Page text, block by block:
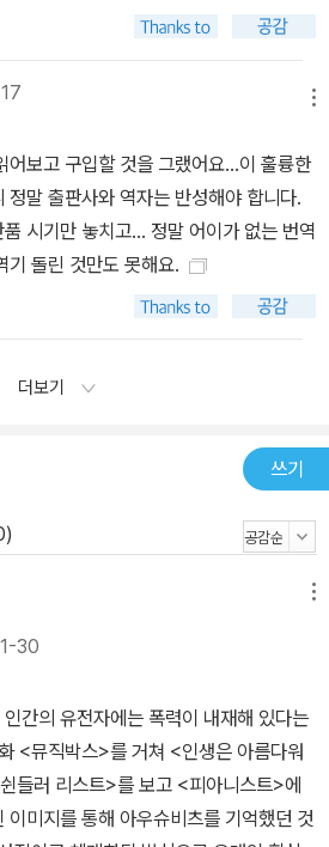
어보고 구입할 것을 그랬어요...이 훌륭한
정말 출판사와 역자는 반성해야 합니다.
시기만 놓치고... 정말 어이가 없는 번역
기 돌린 것만도 못해요.
더보기
쓰기
30
간의 유전자에는 폭력이 내재해 있다는
<뮤직박스>를 거쳐 <인생은 아름다워
들러 리스트>를 보고 <피아니스트>에
이미지를 통해 아우슈비츠를 기억했던 것